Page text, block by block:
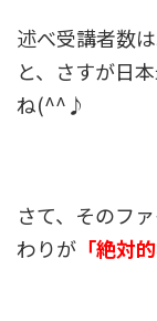
述べ受講者数
と、さすが日
ね(^^♪
さて、そのフ
わりが 「絶対